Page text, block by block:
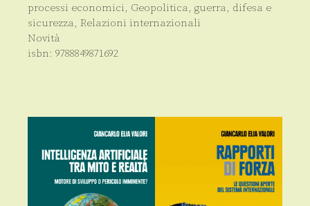
processi economici, Geopolitica, guerra, difesa e
sicurezza, Relazioni internazionali
Novità
isbn: 9788849871692